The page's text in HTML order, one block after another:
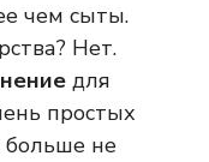
чем сыты.
Нет.
для
простых
больше не